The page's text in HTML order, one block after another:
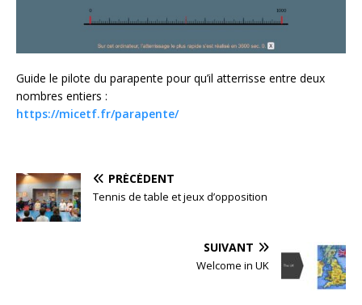
Guide le pilote du parapente pour qu’il atterrisse entre deux
nombres entiers :
https://micetf.fr/parapente/
PRÉCÉDENT
Tennis de table et jeux d’opposition
SUIVANT
Welcome in UK